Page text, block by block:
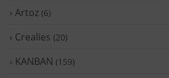
› Artoz (6)
› Crealies (20)
› KANBAN (159)